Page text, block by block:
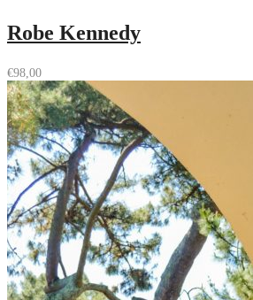
Robe Kennedy
€98,00